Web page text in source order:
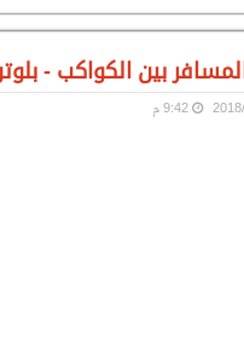
بين الكواكب -
9:42 م